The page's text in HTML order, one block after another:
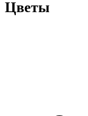
Цветы